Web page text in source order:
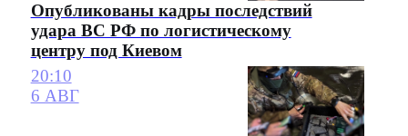
Опубликованы кадры последствий
удара ВС РФ по логистическому
центру под Киевом
20:10
6 АВГ